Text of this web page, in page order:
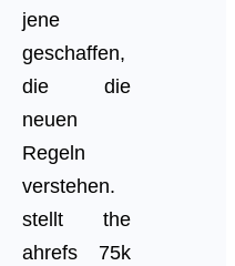
jene
geschaffen,
die die
neuen
Regeln
verstehen.
stellt the
ahrefs 75k